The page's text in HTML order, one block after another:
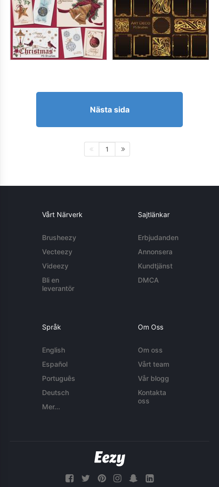
Nästa sida
1
Vårt Närverk
Brusheezy
Vecteezy
Videezy
Bli en
leverantör
Sajtlänkar
Erbjudanden
Annonsera
Kundtjänst
DMCA
Språk
English
Español
Português
Deutsch
Mer...
Om Oss
Om oss
Vårt team
Vår blogg
Kontakta
oss